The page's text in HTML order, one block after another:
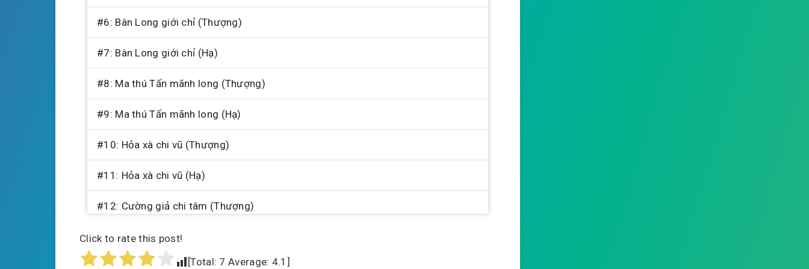
#6: Bàn Long giới chỉ (Thượng)
#7: Bàn Long giới chỉ (Hạ)
#8: Ma thú Tấn mãnh long (Thượng)
#9: Ma thú Tấn mãnh long (Hạ)
#10: Hỏa xà chi vũ (Thượng)
#11: Hỏa xà chi vũ (Hạ)
#12: Cường giả chi tâm (Thượng)
#13: Cường giả chi tâm (Hạ)
Click to rate this post!
[Total: 7 Average: 4.1 ]